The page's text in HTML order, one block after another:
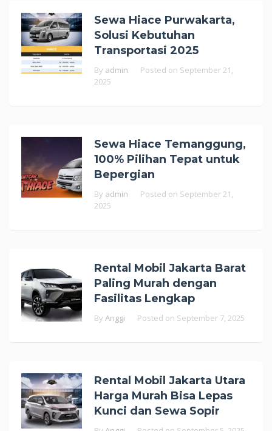
Sewa Hiace Purwakarta,
Solusi Kebutuhan
Transportasi 2025
By admin Posted on September 21,
2025
Sewa Hiace Temanggung,
100% Pilihan Tepat untuk
Bepergian
By admin Posted on September 21,
2025
Rental Mobil Jakarta Barat
Paling Murah dengan
Fasilitas Lengkap
By Anggi Posted on September 7, 2025
Rental Mobil Jakarta Utara
Harga Murah Bisa Lepas
Kunci dan Sewa Sopir